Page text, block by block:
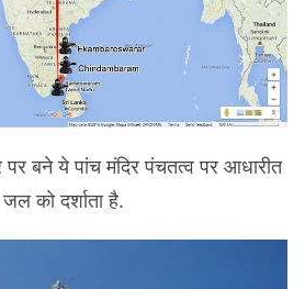
बने ये पांच मंदिर पंचतत्व पर आधारीत
को दर्शाता है.